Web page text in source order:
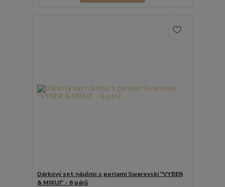
Dárkový set náušnic s perlami Swarovski "VYBER
& MIXUJ" - 6 párů